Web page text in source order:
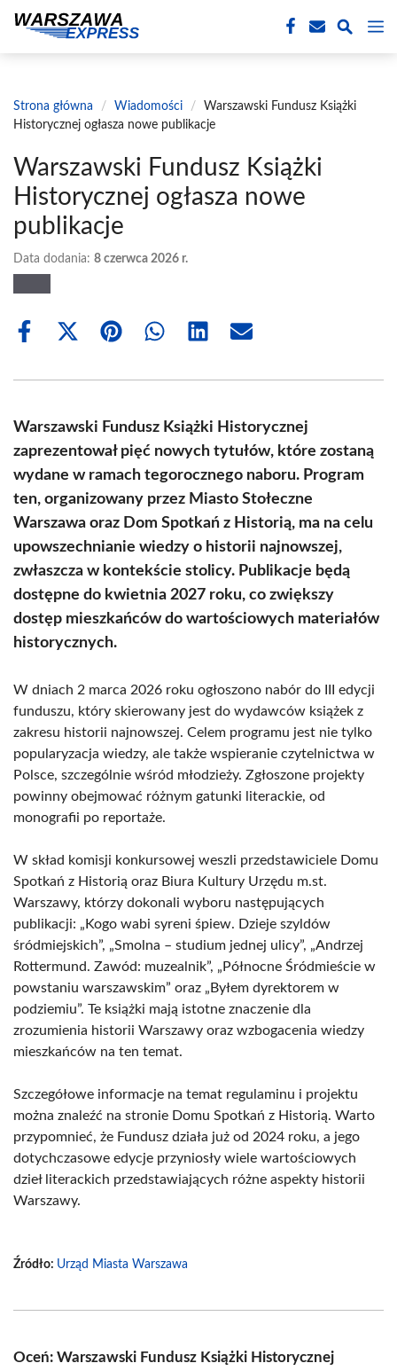
treści
Strona główna / Wiadomości /
Warszawski Fundusz Książki
Historycznej ogłasza nowe publikacje
Warszawski Fundusz Książki
Historycznej ogłasza nowe
publikacje
Data dodania: 8 czerwca 2026 r.
Share
Share
(Twitter)
Share Share Share Share
Warszawski Fundusz Książki Historycznej
zaprezentował pięć nowych tytułów, które zostaną
wydane w ramach tegorocznego naboru. Program
ten, organizowany przez Miasto Stołeczne
Warszawa oraz Dom Spotkań z Historią, ma na celu
upowszechnianie wiedzy o historii najnowszej,
zwłaszcza w kontekście stolicy. Publikacje będą
dostępne do kwietnia 2027 roku, co zwiększy
dostęp mieszkańców do wartościowych materiałów
historycznych.
W dniach 2 marca 2026 roku ogłoszono nabór do III edycji
funduszu, który skierowany jest do wydawców książek z
zakresu historii najnowszej. Celem programu jest nie tylko
popularyzacja wiedzy, ale także wspieranie czytelnictwa w
Polsce, szczególnie wśród młodzieży. Zgłoszone projekty
powinny obejmować różnym gatunki literackie, od
monografii po reportaże.
W skład komisji konkursowej weszli przedstawiciele Domu
Spotkań z Historią oraz Biura Kultury Urzędu m.st.
Warszawy, którzy dokonali wyboru następujących
publikacji: „Kogo wabi syreni śpiew. Dzieje szyldów
śródmiejskich”, „Smolna – studium jednej ulicy”, „Andrzej
Rottermund. Zawód: muzealnik”, „Północne Śródmieście w
powstaniu warszawskim” oraz „Byłem dyrektorem w
podziemiu”. Te książki mają istotne znaczenie dla
zrozumienia historii Warszawy oraz wzbogacenia wiedzy
mieszkańców na ten temat.
Szczegółowe informacje na temat regulaminu i projektu
można znaleźć na stronie Domu Spotkań z Historią. Warto
przypomnieć, że Fundusz działa już od 2024 roku, a jego
dotychczasowe edycje przyniosły wiele wartościowych
dzieł literackich przedstawiających różne aspekty historii
Warszawy.
Źródło: Urząd Miasta Warszawa
Oceń: Warszawski Fundusz Książki Historycznej